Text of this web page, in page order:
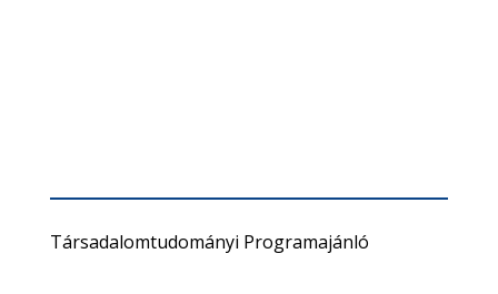
Társadalomtudományi Programajánló